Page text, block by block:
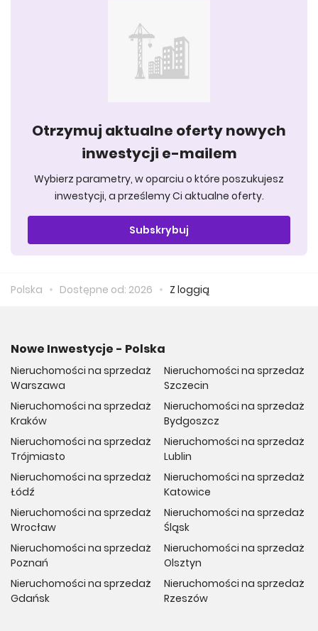
Otrzymuj aktualne oferty nowych
inwestycji e-mailem
Wybierz parametry, w oparciu o które poszukujesz
inwestycji, a prześlemy Ci aktualne oferty.
Subskrybuj
Polska Dostępne od: 2026 Z loggią
Nowe Inwestycje - Polska
Nieruchomości na sprzedaż
Warszawa
Nieruchomości na sprzedaż
Kraków
Nieruchomości na sprzedaż
Trójmiasto
Nieruchomości na sprzedaż
Łódź
Nieruchomości na sprzedaż
Wrocław
Nieruchomości na sprzedaż
Poznań
Nieruchomości na sprzedaż
Gdańsk
Nieruchomości na sprzedaż
Szczecin
Nieruchomości na sprzedaż
Bydgoszcz
Nieruchomości na sprzedaż
Lublin
Nieruchomości na sprzedaż
Katowice
Nieruchomości na sprzedaż
Śląsk
Nieruchomości na sprzedaż
Olsztyn
Nieruchomości na sprzedaż
Rzeszów